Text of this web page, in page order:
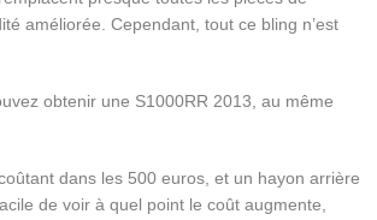
améliorée. Cependant, tout ce bling n’est
obtenir une S1000RR 2013, au même
dans les 500 euros, et un hayon arrière
de voir à quel point le coût augmente,